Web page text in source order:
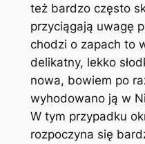
też bardzo często
przyciągają uwagę
chodzi o zapach to
delikatny, lekko
nowa, bowiem po
wyhodowano ją w
W tym przypadku
rozpoczyna się